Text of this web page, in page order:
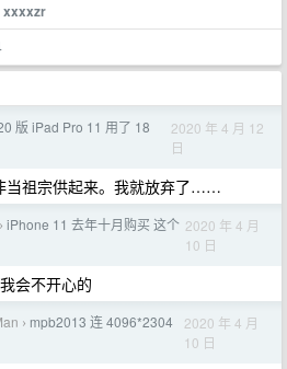
xxxxzr
版 iPad Pro 11 用了 18
2020 年 4 月 12
日
当祖宗供起来。我就放弃了……
› iPhone 11 去年十月购买 这个 2020 年 4 月
10 日
会不开心的
› mpb2013 连 4096*2304
2020 年 4 月
10 日